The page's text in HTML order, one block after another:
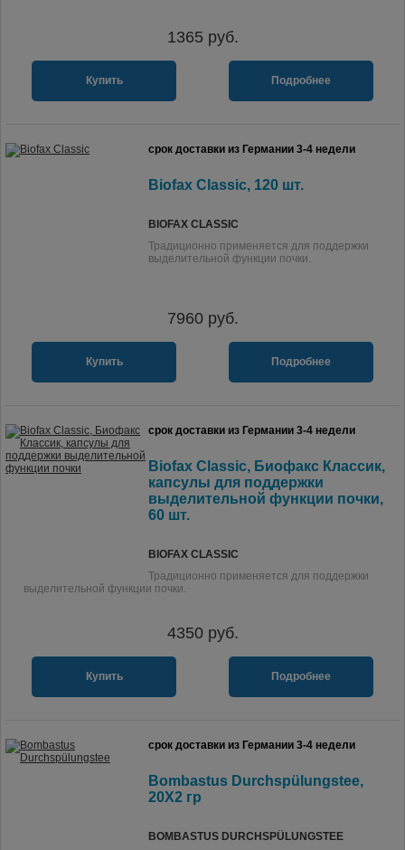
1365 руб.
Купить Подробнее
срок доставки из Германии 3-4 недели
Biofax Classic, 120 шт.
BIOFAX CLASSIC
Традиционно применяется для поддержки
выделительной функции почки.
7960руб.
Купить Подробнее
срок доставки из Германии 3-4 недели
Biofax Classic, Биофакс Классик,
капсулы для поддержки
выделительной функции почки,
60 шт.
BIOFAX CLASSIC
Традиционно применяется для поддержки
выделительной функции почки.
4350руб.
Купить Подробнее
срок доставки из Германии 3-4 недели
Bombastus Durchspülungstee,
20X2 гр
BOMBASTUS DURCHSPÜLUNGSTEE